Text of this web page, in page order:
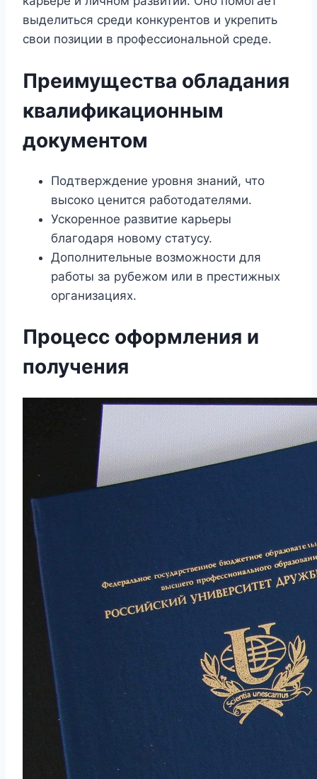
выделиться среди конкурентов и укрепить
свои позиции в профессиональной среде.
Преимущества обладания
квалификационным
документом
Подтверждение уровня знаний, что
высоко ценится работодателями.
Ускоренное развитие карьеры
благодаря новому статусу.
Дополнительные возможности для
работы за рубежом или в престижных
организациях.
Процесс оформления и
получения